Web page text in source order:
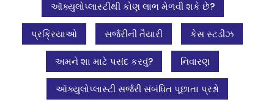
ઑક્યુલોપ્લાસ્ટીથી કોણ લાભ મેળવી શકે છે?
પ્રક્રિયાઓ સર્જરીની તૈયારી કેસ સ્ટડીઝ
અમને શા માટે પસંદ કરવું? નિવારણ
ઑક્યુલોપ્લાસ્ટી સર્જરી સંબંધિત પૂછાતા પ્રશ્નો